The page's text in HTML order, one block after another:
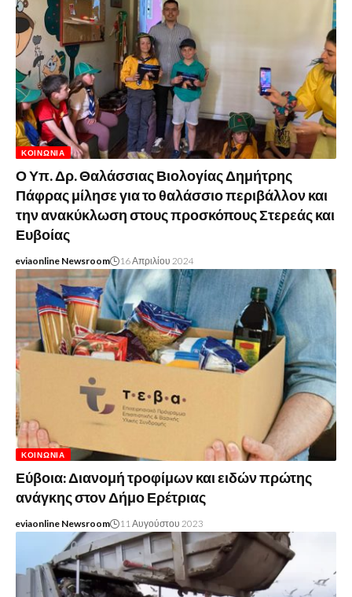
ΚΟΙΝΩΝΊΑ
Ο Υπ. Δρ. Θαλάσσιας Βιολογίας Δημήτρης
Πάφρας μίλησε για το θαλάσσιο περιβάλλον και
την ανακύκλωση στους προσκόπους Στερεάς και
Ευβοίας
eviaonline Newsroom 16 Απριλίου 2024
ΚΟΙΝΩΝΊΑ
Εύβοια: Διανομή τροφίμων και ειδών πρώτης
ανάγκης στον Δήμο Ερέτριας
eviaonline Newsroom 11 Αυγούστου 2023